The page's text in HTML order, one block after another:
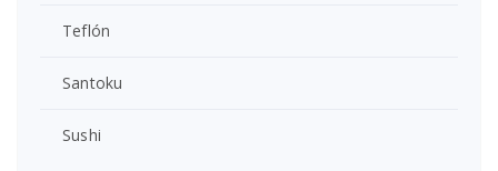
Teflón
Santoku
Sushi